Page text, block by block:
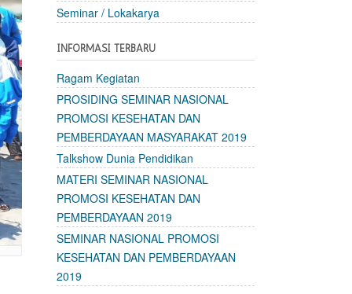
Seminar / Lokakarya
INFORMASI TERBARU
Ragam Kegiatan
PROSIDING SEMINAR NASIONAL
PROMOSI KESEHATAN DAN
PEMBERDAYAAN MASYARAKAT 2019
Talkshow Dunia Pendidikan
MATERI SEMINAR NASIONAL
PROMOSI KESEHATAN DAN
PEMBERDAYAAN 2019
SEMINAR NASIONAL PROMOSI
KESEHATAN DAN PEMBERDAYAAN
2019